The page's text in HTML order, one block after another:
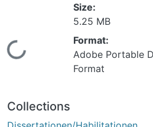
Size:
5.25 MB
Format:
Adobe Portable
Format
Collections